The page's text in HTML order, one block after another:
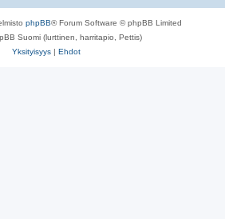
phpBB® Forum Software © phpBB Limited
Suomi (lurttinen, harritapio, Pettis)
Yksityisyys | Ehdot